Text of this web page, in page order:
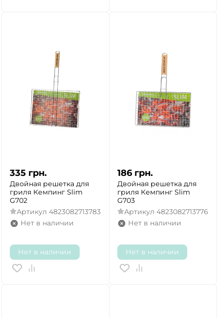
335 грн.
Двойная решетка для
гриля Кемпинг Slim
G702
Артикул 4823082713783
Нет в наличии
Нет в наличии
186 грн.
Двойная решетка для
гриля Кемпинг Slim
G703
Артикул 4823082713776
Нет в наличии
Нет в наличии